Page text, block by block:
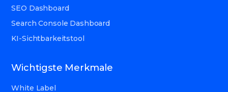
SEO Dashboard
Search Console Dashboard
KI-Sichtbarkeitstool
Wichtigste Merkmale
White Label